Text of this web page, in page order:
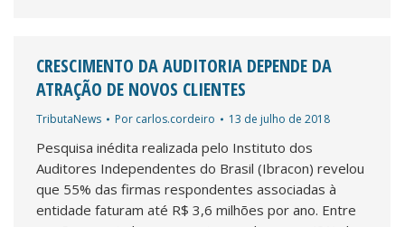
CRESCIMENTO DA AUDITORIA DEPENDE DA
ATRAÇÃO DE NOVOS CLIENTES
TributaNews Por carlos.cordeiro 13 de julho de 2018
Pesquisa inédita realizada pelo Instituto dos
Auditores Independentes do Brasil (Ibracon) revelou
que 55% das firmas respondentes associadas à
entidade faturam até R$ 3,6 milhões por ano. Entre